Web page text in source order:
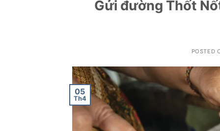
Gửi đường Thốt
POSTED
05
Th4